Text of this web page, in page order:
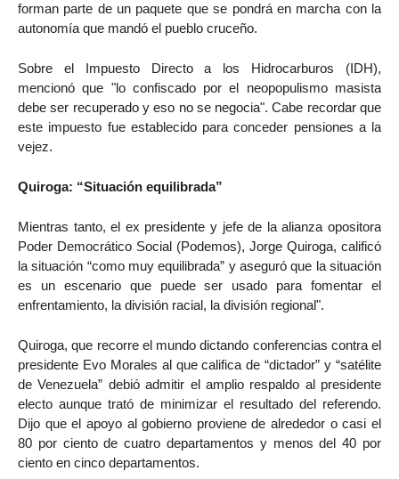
forman parte de un paquete que se pondrá en marcha con la
autonomía que mandó el pueblo cruceño.
Sobre el Impuesto Directo a los Hidrocarburos (IDH),
mencionó que "lo confiscado por el neopopulismo masista
debe ser recuperado y eso no se negocia". Cabe recordar que
este impuesto fue establecido para conceder pensiones a la
vejez.
Quiroga: “Situación equilibrada”
Mientras tanto, el ex presidente y jefe de la alianza opositora
Poder Democrático Social (Podemos), Jorge Quiroga, calificó
la situación “como muy equilibrada” y aseguró que la situación
es un escenario que puede ser usado para fomentar el
enfrentamiento, la división racial, la división regional".
Quiroga, que recorre el mundo dictando conferencias contra el
presidente Evo Morales al que califica de “dictador” y “satélite
de Venezuela” debió admitir el amplio respaldo al presidente
electo aunque trató de minimizar el resultado del referendo.
Dijo que el apoyo al gobierno proviene de alrededor o casi el
80 por ciento de cuatro departamentos y menos del 40 por
ciento en cinco departamentos.